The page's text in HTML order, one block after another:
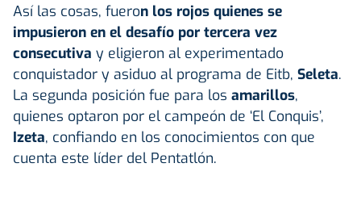
Así las cosas, fueron los rojos quienes se
impusieron en el desafío por tercera vez
consecutiva y eligieron al experimentado
conquistador y asiduo al programa de Eitb, Seleta.
La segunda posición fue para los amarillos,
quienes optaron por el campeón de ‘El Conquis’,
Izeta, confiando en los conocimientos con que
cuenta este líder del Pentatlón.